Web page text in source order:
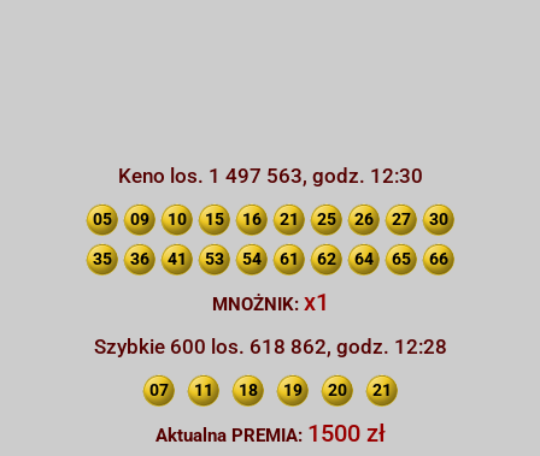
Keno los. 1 497 563, godz. 12:30
05 09 10 15 16 21 25 26 27 30
35 36 41 53 54 61 62 64 65 66
MNOŻNIK: x1
Szybkie 600 los. 618 862, godz. 12:28
07 11 18 19 20 21
Aktualna PREMIA: 1500 zł